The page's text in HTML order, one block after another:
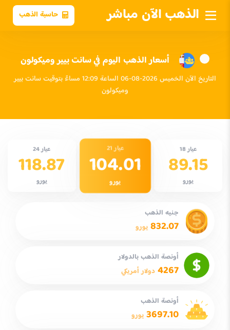
الذهب الآن مباشر حاسبة الذهب
أسعار الذهب اليوم في سانت بيير وميكولون
التاريخ الآن الخميس 2026-08-06 الساعة 12:09 مساءً بتوقيت سانت بيير
وميكولون
عيار 18
89.15
يورو
عيار 21
104.01
يورو
عيار 24
118.87
يورو
جنيه الذهب
832.07 يورو
أونصة الذهب بالدولار
4267 دولار أمريكي
أونصة الذهب
3697.10 يورو